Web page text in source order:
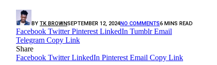
BY TK BROWNSEPTEMBER 12, 2024NO COMMENTS6 MINS READ
Facebook Twitter Pinterest LinkedIn Tumblr Email
Telegram Copy Link
Share
Facebook Twitter LinkedIn Pinterest Email Copy Link